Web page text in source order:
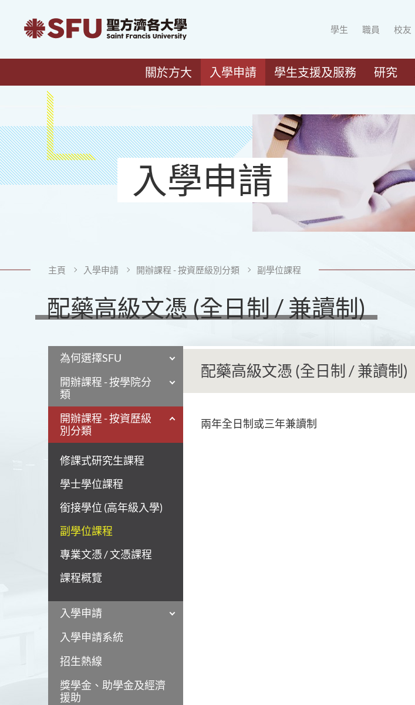
學生 職員 校友
關於方大 入學申請 學生支援及服務 研究
入學申請
主頁 入學申請 開辦課程 - 按資歷級別分類 副學位課程
配藥高級文憑 (全日制 / 兼讀制)
為何選擇SFU
開辦課程 - 按學院分
類
開辦課程 - 按資歷級
別分類
修課式研究生課程
學士學位課程
銜接學位 (高年級入學)
副學位課程
專業文憑 / 文憑課程
課程概覽
入學申請
入學申請系統
招生熱線
獎學金、助學金及經濟
援助
配藥高級文憑 (全日制 / 兼讀制)
兩年全日制或三年兼讀制